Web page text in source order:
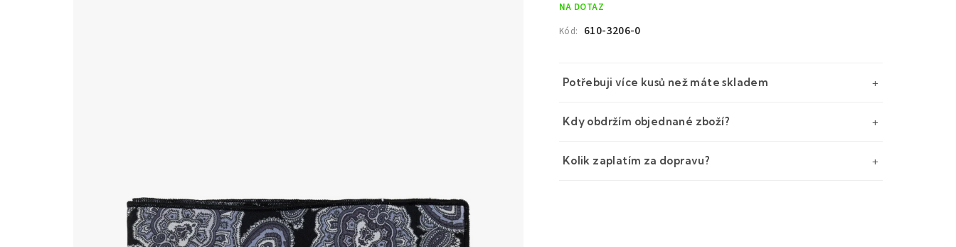
NA DOTAZ
Kód:
610-3206-0
Potřebuji více kusů než máte skladem
Kdy obdržím objednané zboží?
Kolik zaplatím za dopravu?